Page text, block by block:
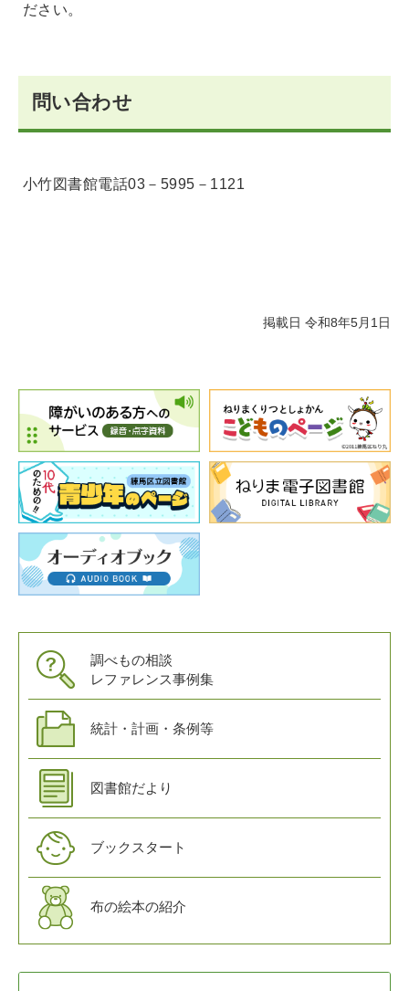
調べもの相談
レファレンス事例集
統計・計画・条例等
図書館だより
ブックスタート
布の絵本の紹介
ださい。
問い合わせ
小竹図書館電話03－5995－1121
掲載日 令和8年5月1日